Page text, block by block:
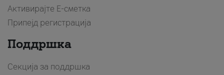
Активирајте Е-сметка
Припејд регистрација
Поддршка
Секција за поддршка